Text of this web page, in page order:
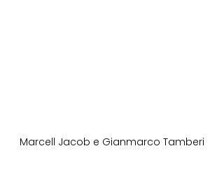
Marcell Jacob e Gianmarco Tamberi